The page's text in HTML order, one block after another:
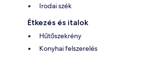
Irodai szék
Étkezés és italok
Hűtőszekrény
Konyhai felszerelés